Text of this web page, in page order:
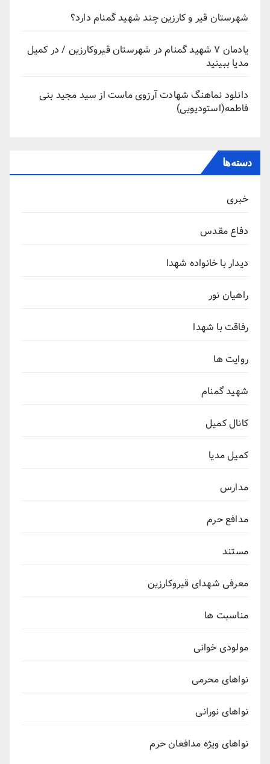
شهرستان قیر و کارزین چند شهید گمنام دارد؟
یادمان ۷ شهید گمنام در شهرستان قیروکارزین / در کمیل
مدیا ببینید
دانلود نماهنگ شهادت آرزوی ماست از سید مجید بنی
فاطمه(استودیویی)
دسته‌ها
خبری
دفاع مقدس
دیدار با خانواده شهدا
راهیان نور
رفاقت با شهدا
روایت ها
شهید گمنام
کانال کمیل
کمیل مدیا
مدارس
مدافع حرم
مستند
معرفی شهدای قیروکارزین
مناسبت ها
مولودی خوانی
نواهای محرمی
نواهای نورانی
نواهای ویژه مدافعان حرم